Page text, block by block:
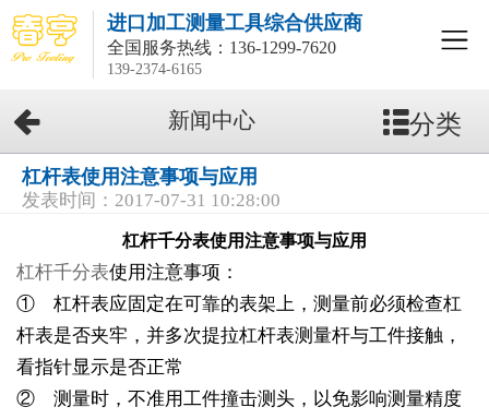
进口加工测量工具综合供应商
全国服务热线： 136-1299-7620
139-2374-6165
新闻中心 分类
杠杆表使用注意事项与应用
发表时间：2017-07-31 10:28:00
杠杆千分表使用注意事项与应用
杠杆千分表使用注意事项：
① 杠杆表应固定在可靠的表架上，测量前必须检查杠
杆表是否夹牢，并多次提拉杠杆表测量杆与工件接触，
看指针显示是否正常
② 测量时，不准用工件撞击测头，以免影响测量精度